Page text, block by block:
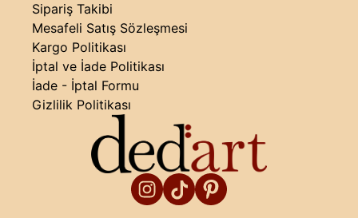
Sipariş Takibi
Mesafeli Satış Sözleşmesi
Kargo Politikası
İptal ve İade Politikası
İade - İptal Formu
Gizlilik Politikası